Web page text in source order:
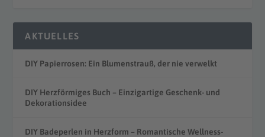
AKTUELLES
DIY Papierrosen: Ein Blumenstrauß, der nie verwelkt
DIY Herzförmiges Buch – Einzigartige Geschenk- und
Dekorationsidee
DIY Badeperlen in Herzform – Romantische Wellness-